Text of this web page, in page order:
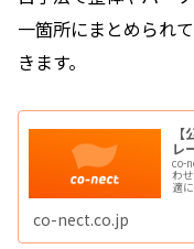
一箇所にまとめられ
きます。
レ
co-
わ
適
「
co-nect.co.jp